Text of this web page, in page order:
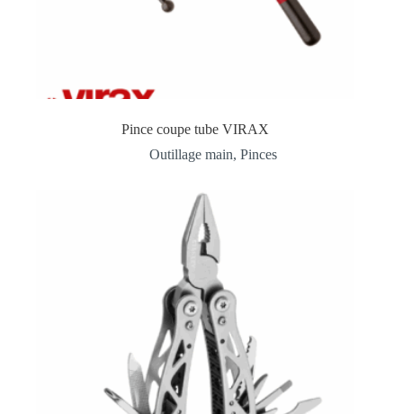
Pince coupe tube VIRAX
Outillage main,Pinces